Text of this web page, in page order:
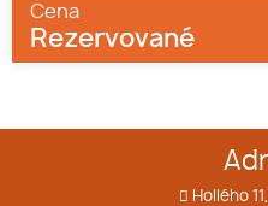
Cena
Rezervované
Hollého